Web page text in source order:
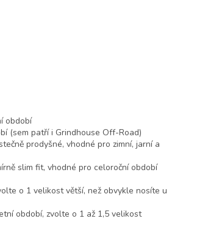
období
(sem patří i Grindhouse Off-Road)
prodyšné, vhodné pro zimní, jarní a
slim fit, vhodné pro celoroční období
o 1 velikost větší, než obvykle nosíte u
období, zvolte o 1 až 1,5 velikost